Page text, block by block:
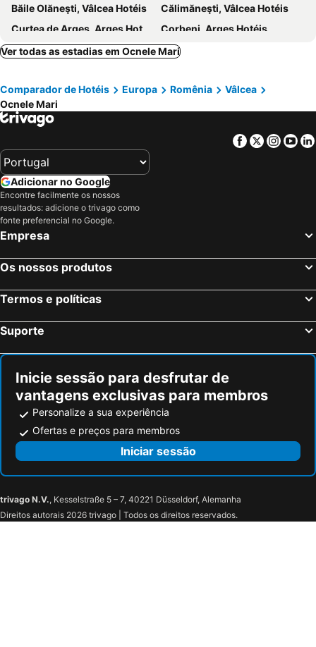
Băile Olăneşti, Vâlcea Hotéis
Călimăneşti, Vâlcea Hotéis
Curtea de Arges, Arges Hotéis
Corbeni, Arges Hotéis
Baia de Fier, Gorj Hotéis
Drăgăşani, Vâlcea Hotéis
Gura Raului, Hotéis
Selimbar, Sibiu Hotéis
Moeciu de Sus, Hotéis
Brasov, Brasov Hotéis
Sibiu, Sibiu Hotéis
Sinaia, Prahova Hotéis
Poiana Braşov, Brasov Hotéis
Târgu Mures, Mures Hotéis
Râmnicu Vâlcea, Vâlcea Hotéis
Bucareste, Ilfov Hotéis
Otopeni, Ilfov Hotéis
Ver todas as estadias em Ocnele Mari
Comparador de Hotéis Europa Romênia
Vâlcea
Ocnele Mari
Facebook
Twitter
Adicionar no Google
Encontre facilmente os nossos
resultados: adicione o trivago como
fonte preferencial no Google.
Empresa
Os nossos produtos
Termos e políticas
Suporte
Inicie sessão para desfrutar de
vantagens exclusivas para membros
Personalize a sua experiência
Ofertas e preços para membros
Iniciar sessão
trivago N.V., Kesselstraße 5 – 7, 40221 Düsseldorf, Alemanha
Direitos autorais 2026 trivago | Todos os direitos reservados.